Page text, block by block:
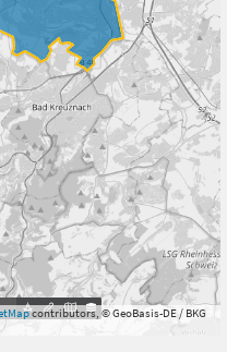
contributors, © GeoBasis-DE / BKG